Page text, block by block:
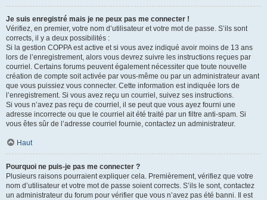
Je suis enregistré mais je ne peux pas me connecter !
Vérifiez, en premier, votre nom d’utilisateur et votre mot de passe. S’ils sont
corrects, il y a deux possibilités :
Si la gestion COPPA est active et si vous avez indiqué avoir moins de 13 ans
lors de l’enregistrement, alors vous devrez suivre les instructions reçues par
courriel. Certains forums peuvent également nécessiter que toute nouvelle
création de compte soit activée par vous-même ou par un administrateur avant
que vous puissiez vous connecter. Cette information est indiquée lors de
l’enregistrement. Si vous avez reçu un courriel, suivez ses instructions.
Si vous n’avez pas reçu de courriel, il se peut que vous ayez fourni une
adresse incorrecte ou que le courriel ait été traité par un filtre anti-spam. Si
vous êtes sûr de l’adresse courriel fournie, contactez un administrateur.
Haut
Pourquoi ne puis-je pas me connecter ?
Plusieurs raisons pourraient expliquer cela. Premièrement, vérifiez que votre
nom d’utilisateur et votre mot de passe soient corrects. S’ils le sont, contactez
un administrateur du forum pour vérifier que vous n’avez pas été banni. Il est